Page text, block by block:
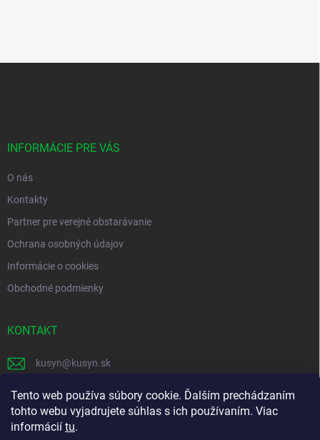
Tento web používa súbory cookie. Ďalším prechádzaním
tohto webu vyjadrujete súhlas s ich používaním. Viac
informácií tu.
INFORMÁCIE PRE VÁS
O nás
Kontakty
Partner pre verejné obstarávanie
Ochrana osobných údajov
Informácie o cookies
Obchodné podmienky
KONTAKT
kusyn@kusyn.sk
+421 903 445 999
labtech_svk